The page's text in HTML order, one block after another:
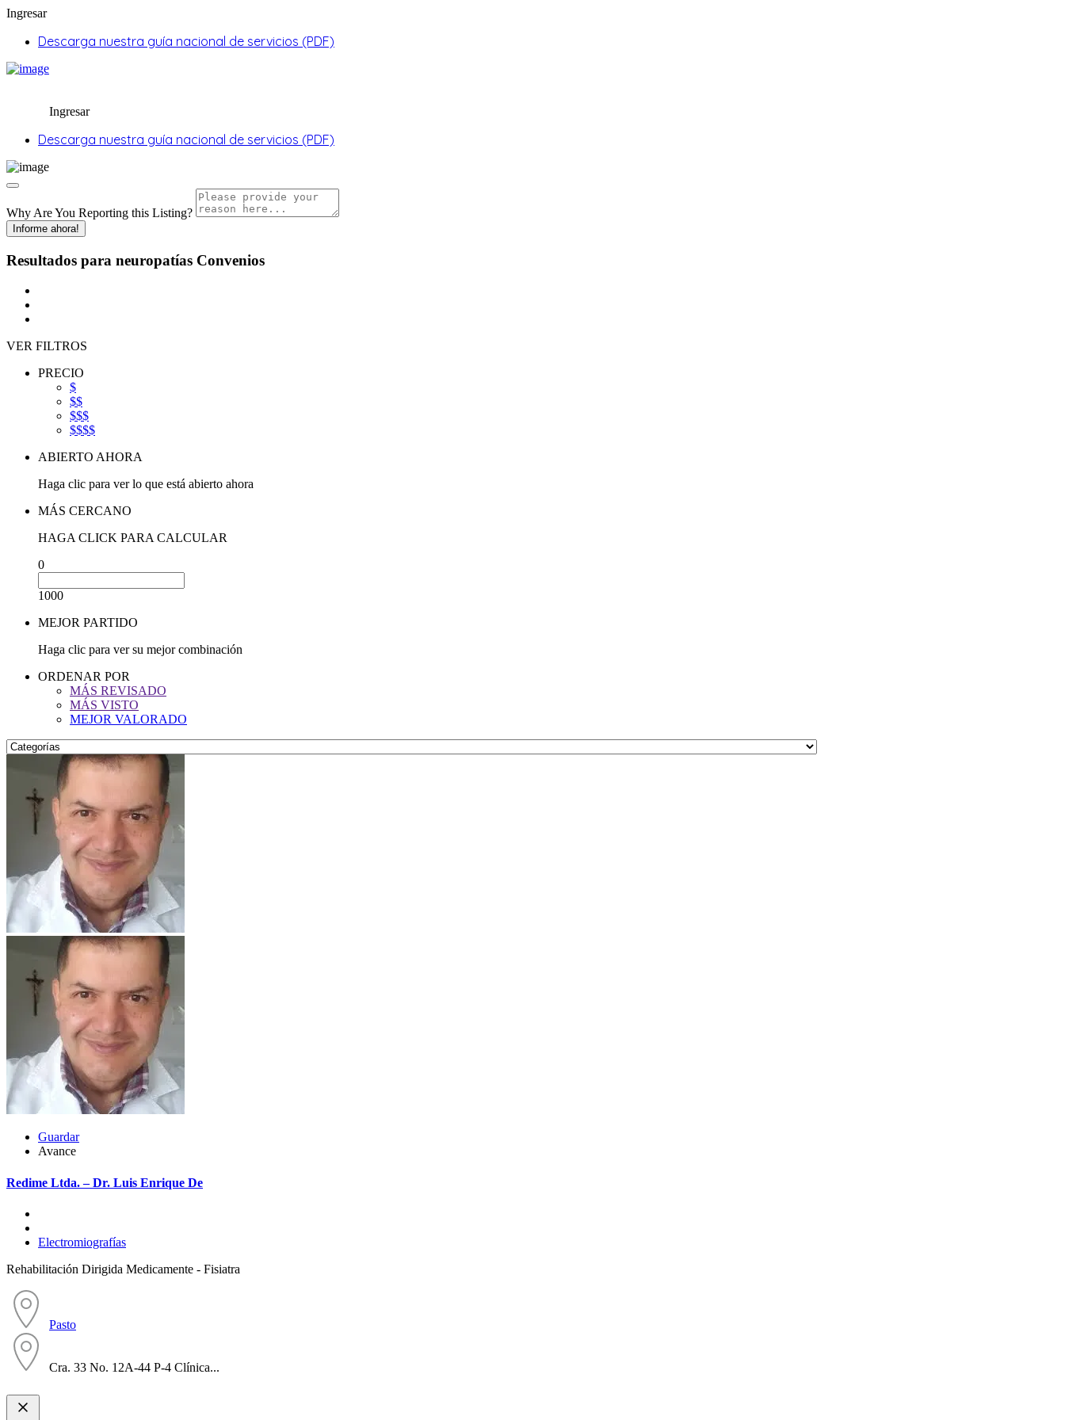
Ingresar
Descarga nuestra guía nacional de servicios (PDF)
Ingresar
Descarga nuestra guía nacional de servicios (PDF)
Why Are You Reporting this Listing?
Informe ahora!
Resultados para neuropatías Convenios
VER FILTROS
PRECIO
$
$$
$$$
$$$$
ABIERTO AHORA
Haga clic para ver lo que está abierto ahora
MÁS CERCANO
HAGA CLICK PARA CALCULAR
0
1000
MEJOR PARTIDO
Haga clic para ver su mejor combinación
ORDENAR POR
MÁS REVISADO
MÁS VISTO
MEJOR VALORADO
Guardar
Avance
Redime Ltda. – Dr. Luis Enrique De
Electromiografías
Rehabilitación Dirigida Medicamente - Fisiatra
Pasto
Cra. 33 No. 12A-44 P-4 Clínica...